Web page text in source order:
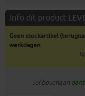
Info dit product
Geen stockartikel
werkdagen
vul bovenaan